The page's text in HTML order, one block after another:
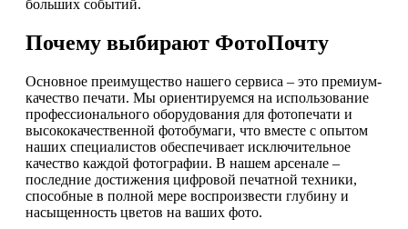
больших событий.
Почему выбирают ФотоПочту
Основное преимущество нашего сервиса – это премиум-
качество печати. Мы ориентируемся на использование
профессионального оборудования для фотопечати и
высококачественной фотобумаги, что вместе с опытом
наших специалистов обеспечивает исключительное
качество каждой фотографии. В нашем арсенале –
последние достижения цифровой печатной техники,
способные в полной мере воспроизвести глубину и
насыщенность цветов на ваших фото.